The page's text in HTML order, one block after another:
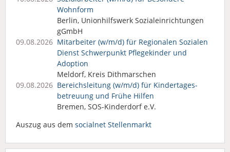
Wohnform
Berlin, Unionhilfswerk Sozialeinrichtungen
gGmbH
09.08.2026 Mitarbeiter (w/m/d) für Regionalen Sozialen
Dienst Schwerpunkt Pflegekinder und
Adoption
Meldorf, Kreis Dithmarschen
09.08.2026 Bereichsleitung (w/m/d) für Kindertages­
betreuung und Frühe Hilfen
Bremen, SOS-Kinderdorf e.V.
Auszug aus dem socialnet Stellenmarkt